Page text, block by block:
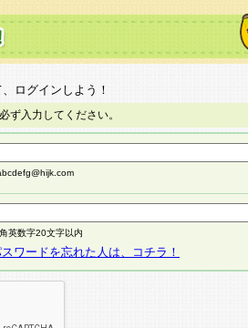
ログインしよう！
ず入力してください。
英数字20文字以内
ワードを忘れた人は、コチラ！